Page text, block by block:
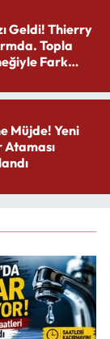
Geldi! Thierry
Topla
Fark
Müjde! Yeni
Ataması